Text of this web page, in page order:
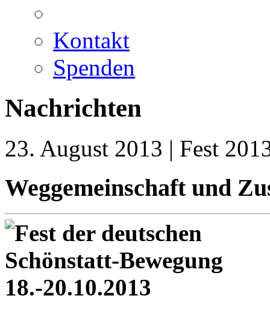
Kontakt
Spenden
Nachrichten
23. August 2013 | Fest
Weggemeinschaft und